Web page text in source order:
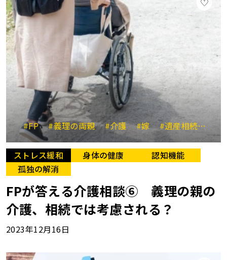
#FP #義理の両親 #介護 #嫁 #遺産相続 #
ストレス緩和 身体の健康
認知機能
孤独の解消
FPが答える介護相談⑥ 義理の親の
介護、相続では考慮される？
2023年12月16日